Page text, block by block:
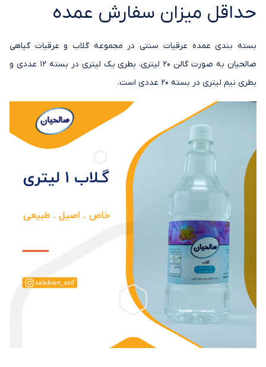
حداقل میزان سفارش عمده
بسته بندی عمده عرقیات سنتی در مجموعه گلاب و عرقیات گیاهی
صالحیان به صورت گالن 20 لیتری، بطری یک لیتری در بسته 12 عددی و
بطری نیم لیتری در بسته 20 عددی است.